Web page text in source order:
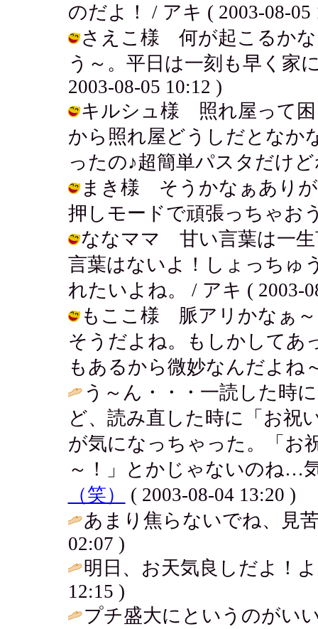
のだよ！ / アキ ( 2003-08-05
さえこ様 何が起こるかな
う～。平日は一刻も早く家
2003-08-05 10:12 )
キルシュ様 照れ屋って困
から照れ屋どうしだとなか
ったの♪超簡単パスタだけ
まき様 そうかなぁありが
押しモードで頑張っちゃお
ななママ 甘い言葉は一生
言葉はないよ！しょっちゅ
れたいよね。 / アキ ( 2003-
もここ様 脈アリかなぁ～
そうだよね。もしかしてあ
もあるから微妙なんだよね
う～ん・・・一読した時
ど、読み直した時に「お祝
が気になっちゃった。「お
～！」とかじゃないのね…
（笑）
( 2003-08-04 13:20 )
あまり焦らないでね、見
02:07 )
明日、お天気良しだよ！
12:15 )
プチ盛大にというのがい